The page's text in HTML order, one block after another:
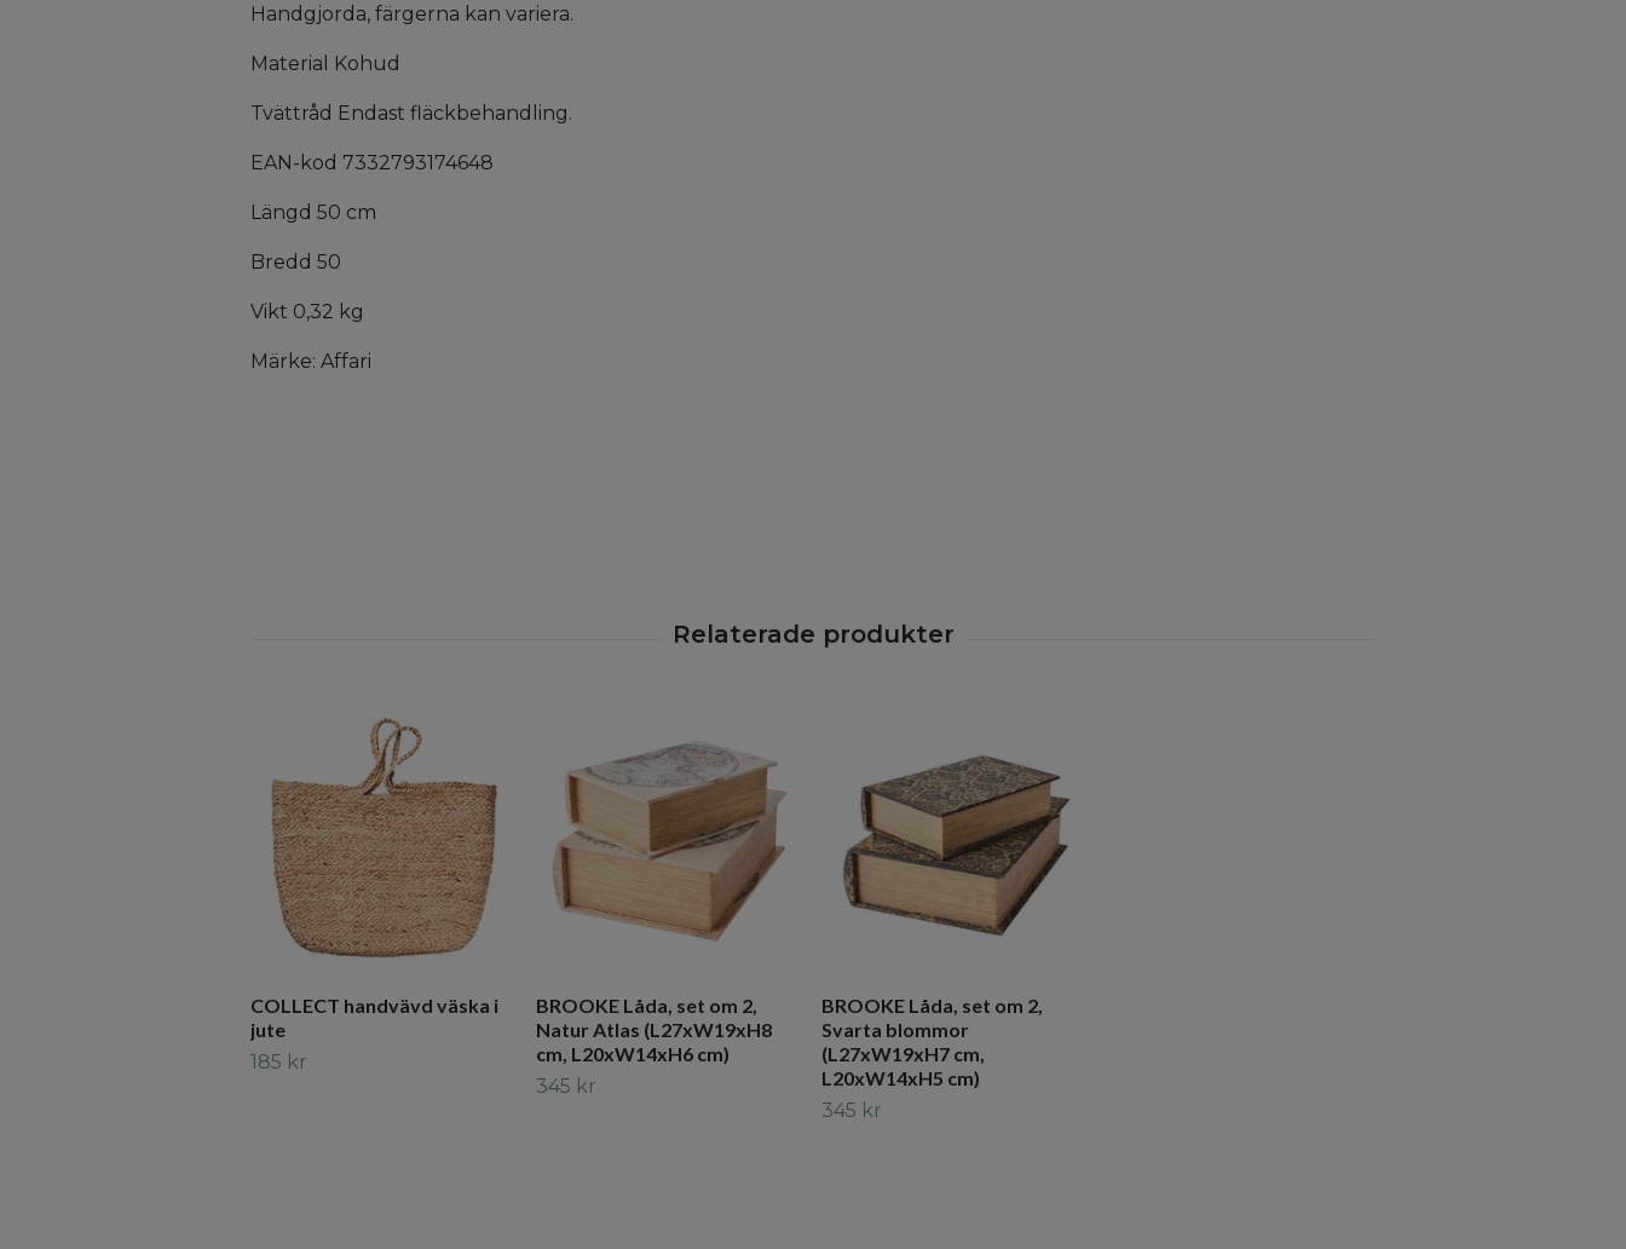
Handgjorda, färgerna kan variera.
Material Kohud
Tvättråd Endast fläckbehandling.
EAN-kod 7332793174648
Längd 50 cm
Bredd 50
Vikt 0,32 kg
Märke: Affari
COLLECT handvävd väska i
jute
185 kr
BROOKE Låda, set om 2,
Natur Atlas (L27xW19xH8
cm, L20xW14xH6 cm)
345 kr
BROOKE Låda, set om 2,
Svarta blommor
(L27xW19xH7 cm,
L20xW14xH5 cm)
345 kr